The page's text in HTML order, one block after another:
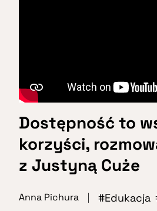
Dostępność to
korzyści,
z Justyną Cuże
Anna Pichura Edukacja